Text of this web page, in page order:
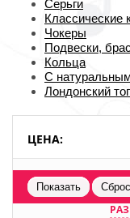
Серьги
Классические
Чокеры
Подвески,
Кольца
С
Лондонский
ЦЕНА:
Показать